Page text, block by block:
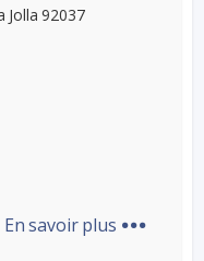
Jolla 92037
En savoir plus ...